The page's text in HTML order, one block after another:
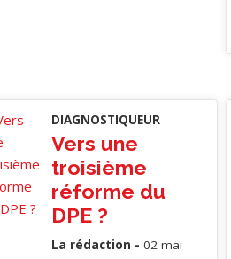
DIAGNOSTIQUEUR
Vers une
troisième
réforme du
DPE ?
La rédaction - 02 mai